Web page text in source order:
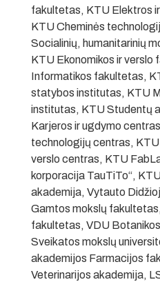
fakultetas, KTU Elektros
KTU Cheminės
Socialinių, humanitarinių
KTU Ekonomikos ir
Informatikos fakultetas,
statybos institutas, KTU
institutas, KTU Studentų
Karjeros ir ugdymo
technologijų centras,
verslo centras, KTU
korporacija TauTiTo“,
akademija, Vytauto
Gamtos mokslų
fakultetas, VDU
Sveikatos mokslų
akademijos Farmacijos
Veterinarijos akademija,